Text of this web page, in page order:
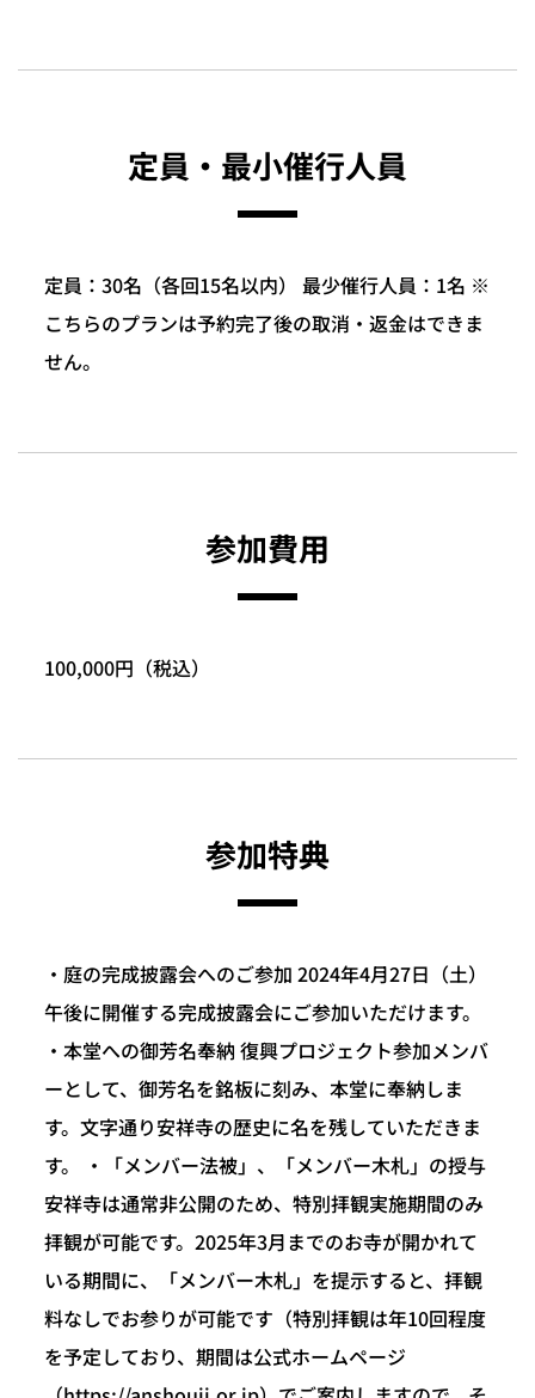
定員・最小催行人員
定員：30名（各回15名以内） 最少催行人員：1名 ※
こちらのプランは予約完了後の取消・返金はできま
せん。
参加費用
100,000円（税込）
参加特典
・庭の完成披露会へのご参加 2024年4月27日（土）
午後に開催する完成披露会にご参加いただけます。
・本堂への御芳名奉納 復興プロジェクト参加メンバ
ーとして、御芳名を銘板に刻み、本堂に奉納しま
す。文字通り安祥寺の歴史に名を残していただきま
す。 ・「メンバー法被」、「メンバー木札」の授与
安祥寺は通常非公開のため、特別拝観実施期間のみ
拝観が可能です。2025年3月までのお寺が開かれて
いる期間に、「メンバー木札」を提示すると、拝観
料なしでお参りが可能です（特別拝観は年10回程度
を予定しており、期間は公式ホームページ